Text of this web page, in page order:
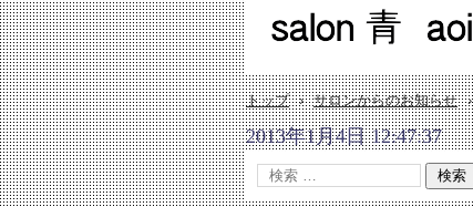
トップ › サロンからのお知らせ ›
2013年1月4日 12:47:37